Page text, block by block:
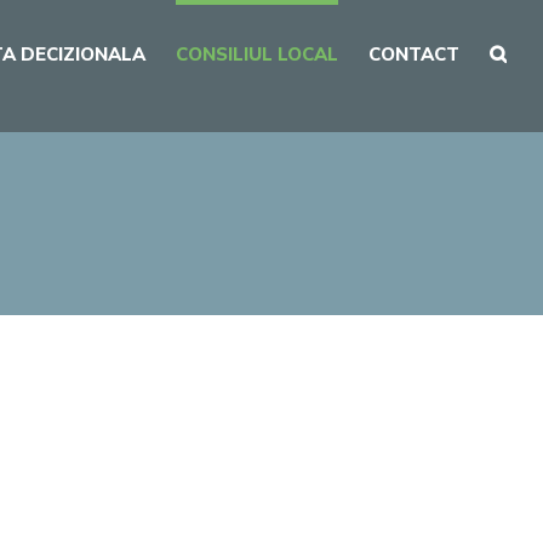
DECIZIONALA CONSILIUL LOCAL CONTACT